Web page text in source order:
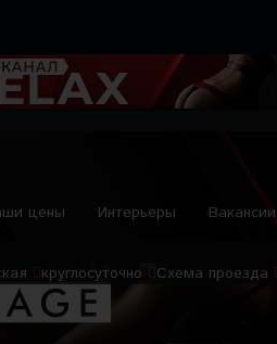
цены Интерьеры Вакансии
круглосуточно Схема проезда